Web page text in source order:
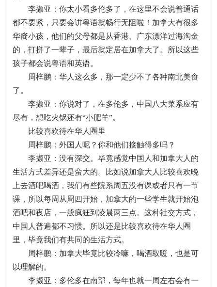
李撷亚：你太小看多伦多了，在这里不会说普通话
都不要紧，只要会讲粤语就畅行无阻啦！加拿大有很多
华裔小孩，他们的父母都是从香港、广东漂洋过海淘金
的，打拼了一辈子，最后就定居在加拿大了。所以这些
孩子都会说粤语和英语。
周梓鹏：华人这么多，那一定少不了各种南北美食
了。
李撷亚：你说对了，在多伦多，中国八大菜系应有
尽有，想吃火锅还有“小肥羊”。
比较喜欢待在华人圈里
周梓鹏：外国人呢？你和他们接触得多吗？
李撷亚：没有深交。毕竟感觉中国人和加拿大人的
生活方式差异还是蛮大的。比如说加拿大人比较喜欢晚
上去酒吧喝酒，我们有些院系周五没有课或者只有一节
课，所以每周从周四开始，加拿大的一些学生就开始泡
酒吧和夜店，一般疯狂到凌晨两三点。这种社交方式，
中国人普遍都不习惯。所以还是比较喜欢待在华人圈
里，毕竟我们有共同的生活方式。
周梓鹏：加拿大毕竟比较冷嘛，喝酒取暖，也是可
以理解的。
李撷亚：多伦多在南部，每年也就一周左右会有一